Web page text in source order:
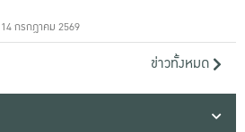
14 กรกฎาคม 2569
ข่าวทั้งหมด